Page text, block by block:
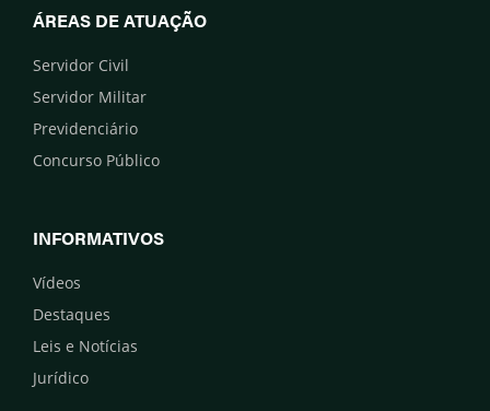
ÁREAS DE ATUAÇÃO
Servidor Civil
Servidor Militar
Previdenciário
Concurso Público
INFORMATIVOS
Vídeos
Destaques
Leis e Notícias
Jurídico